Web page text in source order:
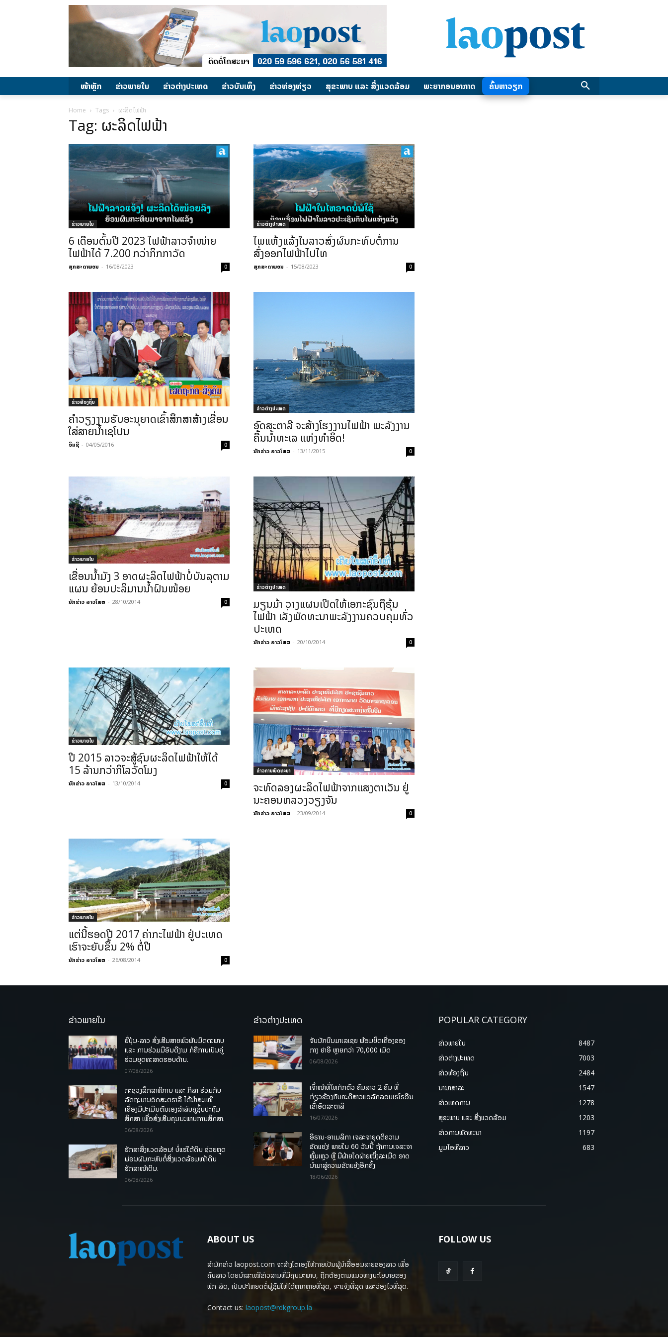
ໜ້າຫຼັກ ຂ່າວພາຍ​ໃນ ຂ່າວຕ່າງປະເທດ ​ຂ່າວບັນເທິງ ​ຂ່າວທ່ອງທ່ຽວ ສຸຂະພາບ ແລະ ສີ່ງແວດລ້ອມ ພະຍາກອນອາກາດ ຄົ້ນຫາວຽກ
Home Tags ຜະລິດໄຟຟ້າ
Tag: ຜະລິດໄຟຟ້າ
ຂ່າວພາຍ​ໃນ
6 ເດືອນຕົ້ນປີ 2023 ໄຟຟ້າລາວຈໍາໜ່າຍ
ໄຟຟ້າໄດ້ 7.200 ກວ່າກິກກາວັດ
ສຸກສະດາພອນ - 16/08/2023 0
ຂ່າວຕ່າງປະເທດ
ໄພແຫ້ງແລ້ງໃນລາວສົ່ງຜົນກະທົບຕໍ່ການ
ສົ່ງອອກໄຟຟ້າໄປໄທ
ສຸກສະດາພອນ - 15/08/2023 0
ຂ່າວທ້ອງຖິ່ນ
ຄຳ​ວຽງ​ງາມ​ຮັບອະ­ນຸ­ຍາດ​ເຂົ້າ​ສຶກ​ສາສ້າງ​ເຂື່ອນ​
ໃສ່​ສາຍ​ນ້ຳ​ເຊ​ໂປນ
ອິນຊີ - 04/05/2016 0
ຂ່າວຕ່າງປະເທດ
ອົດສະຕາລີ ຈະສ້າງໂຮງງານໄຟຟ້າ ພະລັງງານ
ຄື້ນນ້ຳທະເລ ແຫ່ງທຳອິດ!
ນັກຂ່າວ ລາວໂພສ - 13/11/2015 0
ຂ່າວພາຍ​ໃນ
ເຂື່ອນນ້ຳມັງ 3 ອາດຜະລິດໄຟຟ້າບໍ່ບັນລຸຕາມ
ແຜນ ຍ້ອນປະລິມານນ້ຳຝົນໜ້ອຍ
ນັກຂ່າວ ລາວໂພສ - 28/10/2014 0
ຂ່າວຕ່າງປະເທດ
ມຽນມ້າ ວາງແຜນເປີດໃຫ້ເອກະຊົນຖືຮຸ້ນ
ໄຟຟ້າ ເລັ່ງພັດທະນາພະລັງງານຄວບຄຸມທົ່ວ
ປະເທດ
ນັກຂ່າວ ລາວໂພສ - 20/10/2014 0
ຂ່າວພາຍ​ໃນ
ປີ 2015 ລາວຈະສູ້ຊົນຜະລິດໄຟຟ້າໃຫ້ໄດ້
15 ລ້ານກວ່າກິໂລວັດໂມງ
ນັກຂ່າວ ລາວໂພສ - 13/10/2014 0
ຂ່າວການພັດທະນາ
ຈະທົດລອງຜະລິດໄຟຟ້າຈາກແສງຕາເວັນ ຢູ່
ນະຄອນຫລວງວຽງຈັນ
ນັກຂ່າວ ລາວໂພສ - 23/09/2014 0
ຂ່າວພາຍ​ໃນ
ແຕ່ນີ້ຮອດປີ 2017 ຄ່າກະໄຟຟ້າ ຢູ່ປະເທດ
ເຮົາຈະຍັບຂຶ້ນ 2% ຕໍ່ປີ
ນັກຂ່າວ ລາວໂພສ - 26/08/2014 0
ຂ່າວພາຍໃນ
ຍີ່ປຸ່ນ-ລາວ ສົ່ງເສີມສາຍພົວພັນມິດຕະພາບ
ແລະ ການຮ່ວມມືອັນດີງາມ ກໍຄືການເປັນຄູ່
ຮ່ວມຍຸດທະສາດຮອບດ້ານ.
07/08/2026
ກະຊວງສຶກສາທິການ ແລະ ກິລາ ຮ່ວມກັບ
ລັດຖະບານອົດສະຕຣາລີ ໄດ້ນຳສະເໜີ
ເຄື່ອງມືປະເມີນຕົນເອງສຳລັບຄູຊັ້ນປະຖົມ
ສຶກສາ ເພື່ອສົ່ງເສີມຄຸນນະພາບການສຶກສາ.
06/08/2026
ຮັກສາສິ່ງແວດລ້ອມ! ບໍ່ແຮ່ໃຕ້ດິນ ຊ່ວຍຫຼຸດ
ຜ່ອນຜົນກະທົບຕໍ່ສິ່ງແວດລ້ອມໜ້າດິນ
ຮັກສາໜ້າດິນ.
06/08/2026
ຂ່າວຕ່າງປະເທດ
ຈັບນັກບິນມາເລເຊຍ ພ້ອມຍຶດເຄື່ອງຂອງ
ກາງ ຢາອີ ຫຼາຍກວ່າ 70,000 ເມັດ
06/08/2026
ເຈົ້າໜ້າທີ່ໄທກັກຕົວ ຄົນລາວ 2 ຄົນ ທີ່
ກ່ຽວຂ້ອງກັບຄະດີສາວແອລັກລອບເຮໂຣອີນ
ເຂົ້າອົດສະຕາລີ
16/07/2026
ອີຣານ-ອາເມລິກາ ເຈລະຈາຍຸດຕິຄວາມ
ຂັດແຍ່ງ! ພາຍໃນ 60 ວັນນີ້ ຖ້າການເຈລະຈາ
ຫຼົ້ມເຫຼວ ຫຼື ມີຝ່າຍໃດຝ່າຍໜຶ່ງລະເມີດ ອາດ
ນໍາມາສູ່ຄວາມຂັດແຍ້ງອີກຄັ້ງ
18/06/2026
POPULAR CATEGORY
ຂ່າວພາຍ​ໃນ
8487
ຂ່າວຕ່າງປະເທດ
7003
ຂ່າວທ້ອງຖິ່ນ
2484
ນານາສາລະ
1547
ຂ່າວເຫດການ
1278
ສຸຂະພາບ ແລະ ສີ່ງແວດລ້ອມ
1203
ຂ່າວການພັດທະນາ
1197
ມູມໄອທີລາວ
683
ABOUT US
ສຳນັກຂ່າວ laopost.com ຈະສ້າງໂຕເອງໃຫ້ກາຍເປັນຜູ້ນຳສື່ອອນລາຍຂອງລາວ ເພື່ອ
ຄົນລາວ ໂດຍນຳສະເໜີຂ່າວສານທີ່ມີຄຸນນະພາບ, ຖືກຕ້ອງຕາມແນວທາງນະໂຍບາຍຂອງ
ພັກ-ລັດ, ເປັນປະໂຫຍດຕໍ່ຜູ້ຊົມໃຫ້ໄດ້ຫຼາກຫຼາຍທີ່ສຸດ, ຈະແຈ້ງທີ່ສຸດ ແລະວ່ອງໄວທີ່ສຸດ.
Contact us: laopost@rdkgroup.la
FOLLOW US